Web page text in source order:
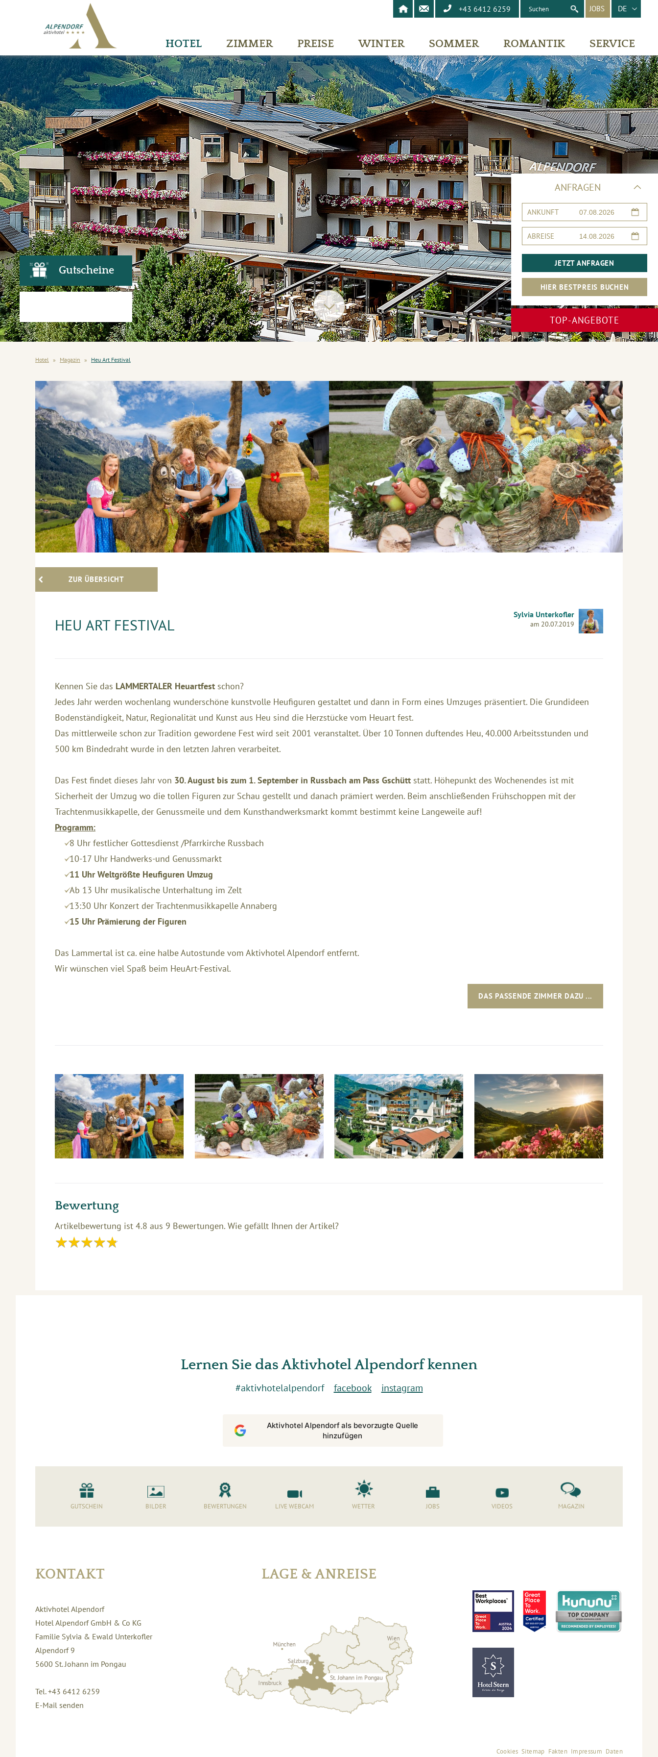
+43 6412 6259 JOBS DE
HOTEL ZIMMER PREISE WINTER SOMMER ROMANTIK SERVICE
ANFRAGEN
ANKUNFT
ABREISE
JETZT ANFRAGEN
HIER BESTPREIS BUCHEN
TOP-ANGEBOTE
Gutscheine
Hotel » Magazin » Heu Art Festival
ZUR ÜBERSICHT
Sylvia Unterkofler
am 20.07.2019
HEU ART FESTIVAL
Kennen Sie das LAMMERTALER Heuartfest schon?
Jedes Jahr werden wochenlang wunderschöne kunstvolle Heufiguren gestaltet und dann in Form eines Umzuges präsentiert. Die Grundideen
Bodenständigkeit, Natur, Regionalität und Kunst aus Heu sind die Herzstücke vom Heuart fest.
Das mittlerweile schon zur Tradition gewordene Fest wird seit 2001 veranstaltet. Über 10 Tonnen duftendes Heu, 40.000 Arbeitsstunden und
500 km Bindedraht wurde in den letzten Jahren verarbeitet.
Das Fest findet dieses Jahr von 30. August bis zum 1. September in Russbach am Pass Gschütt statt. Höhepunkt des Wochenendes ist mit
Sicherheit der Umzug wo die tollen Figuren zur Schau gestellt und danach prämiert werden. Beim anschließenden Frühschoppen mit der
Trachtenmusikkapelle, der Genussmeile und dem Kunsthandwerksmarkt kommt bestimmt keine Langeweile auf!
Programm:
8 Uhr festlicher Gottesdienst /Pfarrkirche Russbach
10-17 Uhr Handwerks-und Genussmarkt
11 Uhr Weltgrößte Heufiguren Umzug
Ab 13 Uhr musikalische Unterhaltung im Zelt
13:30 Uhr Konzert der Trachtenmusikkapelle Annaberg
15 Uhr Prämierung der Figuren
Das Lammertal ist ca. eine halbe Autostunde vom Aktivhotel Alpendorf entfernt.
Wir wünschen viel Spaß beim HeuArt-Festival.
DAS PASSENDE ZIMMER DAZU ...
Bewertung
Artikelbewertung ist 4.8 aus 9 Bewertungen. Wie gefällt Ihnen der Artikel?
Lernen Sie das Aktivhotel Alpendorf kennen
#aktivhotelalpendorf facebook instagram
Aktivhotel Alpendorf als bevorzugte Quelle
hinzufügen
GUTSCHEIN BILDER BEWERTUNGEN LIVE WEBCAM WETTER JOBS VIDEOS MAGAZIN
KONTAKT
Aktivhotel Alpendorf
Hotel Alpendorf GmbH & Co KG
Familie Sylvia & Ewald Unterkofler
Alpendorf 9
5600 St. Johann im Pongau
Tel. +43 6412 6259
E-Mail senden
LAGE & ANREISE
Cookies Sitemap Fakten Impressum Daten